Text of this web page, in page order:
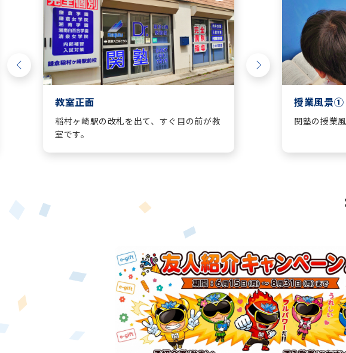
Dr.関塾 鎌倉稲村ケ崎駅前校
教室正面
稲村ヶ崎駅の改札を出て、すぐ目の前が教
室です。
授業風景①
関塾の授業風